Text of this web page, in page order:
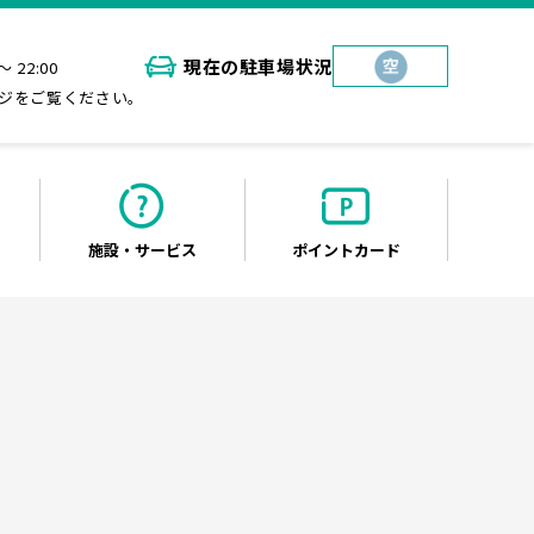
現在の駐車場状況
22:00
ご覧ください。
施設・ サービス ポイントカード